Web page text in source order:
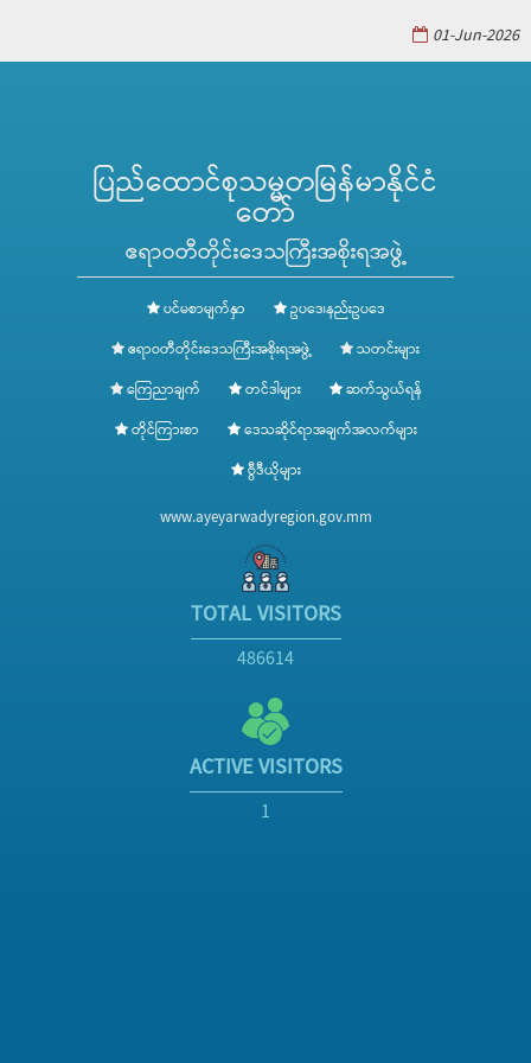
01-Jun-2026
ပြည်ထောင်စုသမ္မတမြန်မာနိုင်ငံ
တော်
ဧရာဝတီတိုင်းဒေသကြီးအစိုးရအဖွဲ့
ပင်မစာမျက်နှာ
ဥပဒေ၊နည်းဥပဒေ
ဧရာဝတီတိုင်းဒေသကြီးအစိုးရအဖွဲ့
သတင်းများ
ကြေညာချက်
တင်ဒါများ
ဆက်သွယ်ရန်
တိုင်ကြားစာ
ဒေသဆိုင်ရာအချက်အလက်များ
ဗွီဒီယိုများ
www.ayeyarwadyregion.gov.mm
TOTAL VISITORS
486614
ACTIVE VISITORS
1